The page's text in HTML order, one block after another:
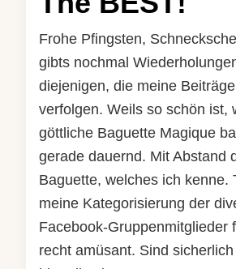
Frohe Pfingsten,
gibts nochmal
diejenigen, die meine
verfolgen. Weils so schön ist,
göttliche Baguette Magique
gerade dauernd. Mit Abstand
Baguette, welches ich kenne.
meine Kategorisierung der
Facebook-Gruppenmitglieder
recht amüsant. Sind